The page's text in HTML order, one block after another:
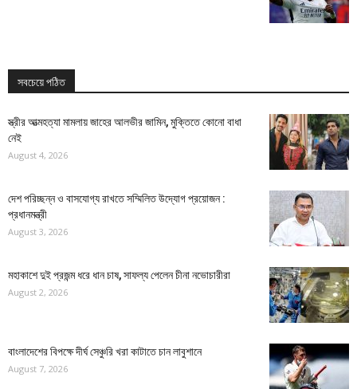
সবচেয়ে পঠিত
স্ত্রীর আত্মহত্যা মামলায় জাহের আলভীর জামিন, মুক্তিতে কোনো বাধা
নেই
August 4, 2026
দেশ পরিচ্ছন্ন ও বাসযোগ্য রাখতে সম্মিলিত উদ্যোগ প্রয়োজন :
প্রধানমন্ত্রী
August 3, 2026
মহাকাশে দুই প্রজন্ম ধরে ধান চাষ, সাফল্য পেলেন চীনা নভোচারীরা
August 2, 2026
বাংলাদেশের বিপক্ষে দীর্ঘ সেঞ্চুরি খরা কাটাতে চান লাবুশানে
August 7, 2026